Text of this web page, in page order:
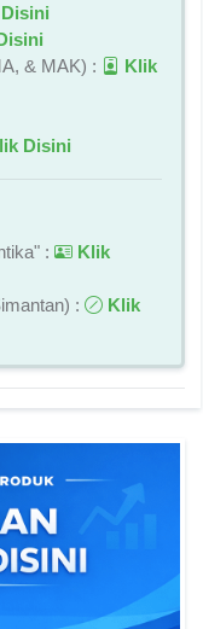
& MAK) :
Klik
Disini
:
Klik
:
Klik